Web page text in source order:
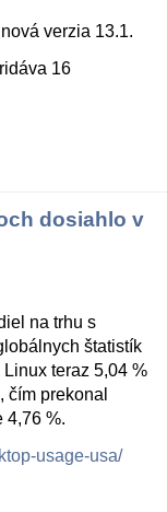
verzia 13.1.
16
dosiahlo v
na trhu s
štatistík
teraz 5,04 %
čím prekonal
4,76 %.
usage-usa/